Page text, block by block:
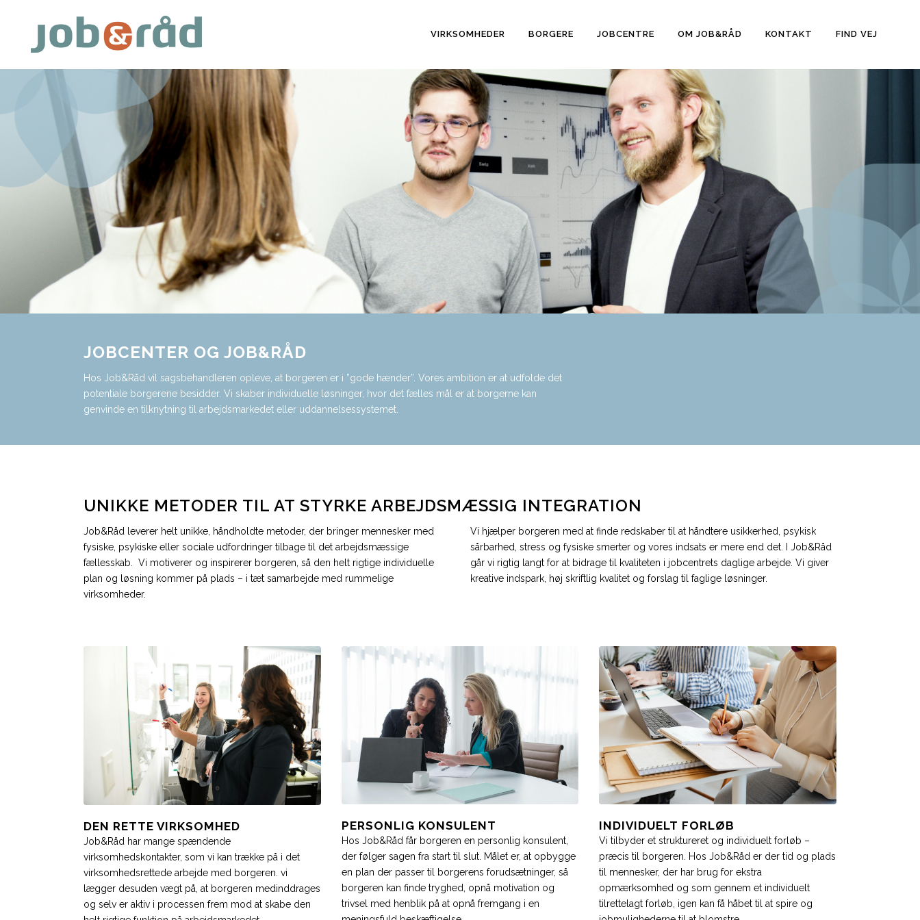
VIRKSOMHEDER BORGERE JOBCENTRE OM JOB&RÅD KONTAKT FIND VEJ
JOBCENTER OG JOB&RÅD
Hos Job&Råd vil sagsbehandleren opleve, at borgeren er i ”gode hænder”. Vores ambition er at udfolde det
potentiale borgerene besidder. Vi skaber individuelle løsninger, hvor det fælles mål er at borgerne kan
genvinde en tilknytning til arbejdsmarkedet eller uddannelsessystemet.
UNIKKE METODER TIL AT STYRKE ARBEJDSMÆSSIG INTEGRATION
Job&Råd leverer helt unikke, håndholdte metoder, der bringer mennesker med
fysiske, psykiske eller sociale udfordringer tilbage til det arbejdsmæssige
fællesskab. Vi motiverer og inspirerer borgeren, så den helt rigtige individuelle
plan og løsning kommer på plads – i tæt samarbejde med rummelige
virksomheder.
Vi hjælper borgeren med at finde redskaber til at håndtere usikkerhed, psykisk
sårbarhed, stress og fysiske smerter og vores indsats er mere end det. I Job&Råd
går vi rigtig langt for at bidrage til kvaliteten i jobcentrets daglige arbejde. Vi giver
kreative indspark, høj skriftlig kvalitet og forslag til faglige løsninger.
DEN RETTE VIRKSOMHED
Job&Råd har mange spændende
virksomhedskontakter, som vi kan trække på i det
virksomhedsrettede arbejde med borgeren. vi
lægger desuden vægt på, at borgeren medinddrages
og selv er aktiv i processen frem mod at skabe den
PERSONLIG KONSULENT
Hos Job&Råd får borgeren en personlig konsulent,
der følger sagen fra start til slut. Målet er, at opbygge
en plan der passer til borgerens forudsætninger, så
borgeren kan finde tryghed, opnå motivation og
trivsel med henblik på at opnå fremgang i en
INDIVIDUELT FORLØB
Vi tilbyder et struktureret og individuelt forløb –
præcis til borgeren. Hos Job&Råd er der tid og plads
til mennesker, der har brug for ekstra
opmærksomhed og som gennem et individuelt
tilrettelagt forløb, igen kan få håbet til at spire og